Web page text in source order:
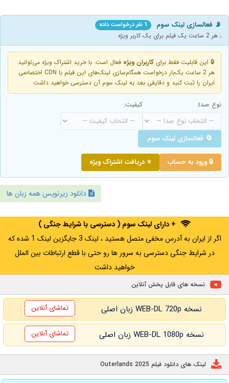
📡 فعالسازی لینک سوم 1 نفر درخواست داده
، هر 2 ساعت یک فیلم برای یک کاربر ویژه
🔒 این قابلیت فقط برای کاربران ویژه فعال است. با خرید اشتراک ویژه می‌توانید
هر 2 ساعت یک‌بار درخواست همگام‌سازی لینک‌های این فیلم با CDN اختصاصی
ایران را ثبت کنید و دقایقی بعد به لینک سوم آن دسترسی خواهید داشت
نوع صدا: کیفیت:
🔄 فعالسازی لینک سوم
🔒 ورود به حساب ⭐ دریافت اشتراک ویژه
دانلود زیرنویس همه زبان ها
+ دارای لینک سوم ( دسترسی با شرایط جنگی )
اگر از ایران به آدرس مخفی متصل هستید ، لینک 3 جایگزین لینک 1 شده که
در شرایط جنگی دسترسی به سرور ها رو حتی با قطع ارتباطات بین الملل
خواهید داشت
نسخه های قابل پخش آنلاین
نسخه WEB-DL 720p زبان اصلی تماشای آنلاین
نسخه WEB-DL 1080p زبان اصلی تماشای آنلاین
لینک های دانلود فیلم Outerlands 2025